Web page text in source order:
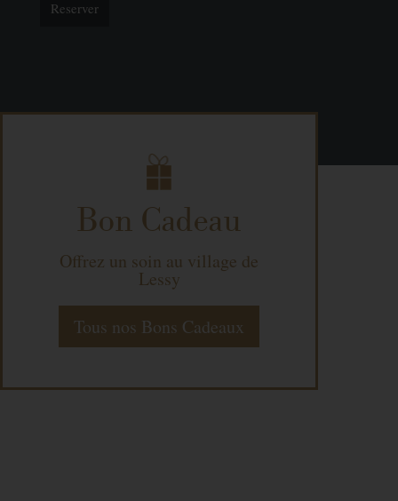
Reserver
Bon Cadeau
Offrez un soin au village de
Lessy
Tous nos Bons Cadeaux